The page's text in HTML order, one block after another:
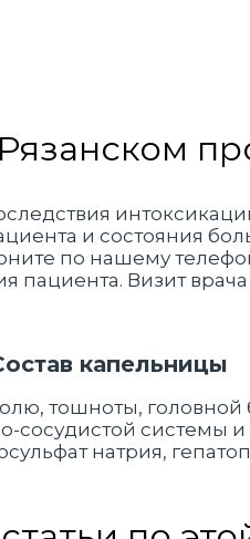
и состояния
по нашему
Визит врача
капельницы
тошноты,
системы
натрия,